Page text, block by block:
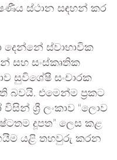
ස්ථාන සඳහන් කර
ස්වාභාවික
සහ සංස්කෘතික
සුවිශේෂී සංචාරක
බවයි. එමෙන්ම ප්‍රකට
ශ්‍රී ලංකාව “ලොව
දූපත” ලෙස කළ
යළි තහවුරු කරන